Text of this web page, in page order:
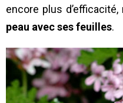
encore plus d’efficacité,
peau avec ses feuilles.